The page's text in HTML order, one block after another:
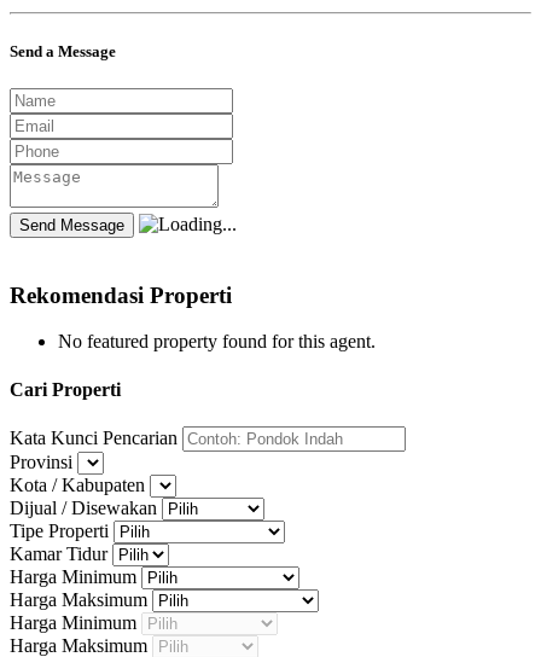
Send a Message
Rekomendasi Properti
No featured property found for this agent.
Cari Properti
Kata Kunci Pencarian
Provinsi
Kota / Kabupaten
Dijual / Disewakan
Tipe Properti
Kamar Tidur
Harga Minimum
Harga Maksimum
Harga Minimum
Harga Maksimum